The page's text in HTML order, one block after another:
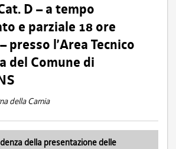
D – a tempo
e parziale 18 ore
presso l’Area Tecnico
del Comune di
della Carnia
della presentazione delle